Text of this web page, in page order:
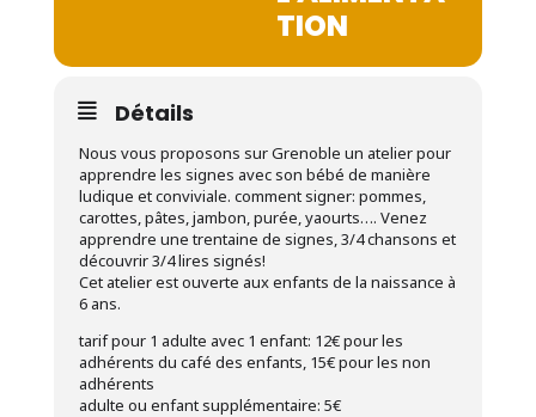
TION
Détails
Nous vous proposons sur Grenoble un atelier pour
apprendre les signes avec son bébé de manière
ludique et conviviale. comment signer: pommes,
carottes, pâtes, jambon, purée, yaourts…. Venez
apprendre une trentaine de signes, 3/4 chansons et
découvrir 3/4 lires signés!
Cet atelier est ouverte aux enfants de la naissance à
6 ans.
tarif pour 1 adulte avec 1 enfant: 12€ pour les
adhérents du café des enfants, 15€ pour les non
adhérents
adulte ou enfant supplémentaire: 5€